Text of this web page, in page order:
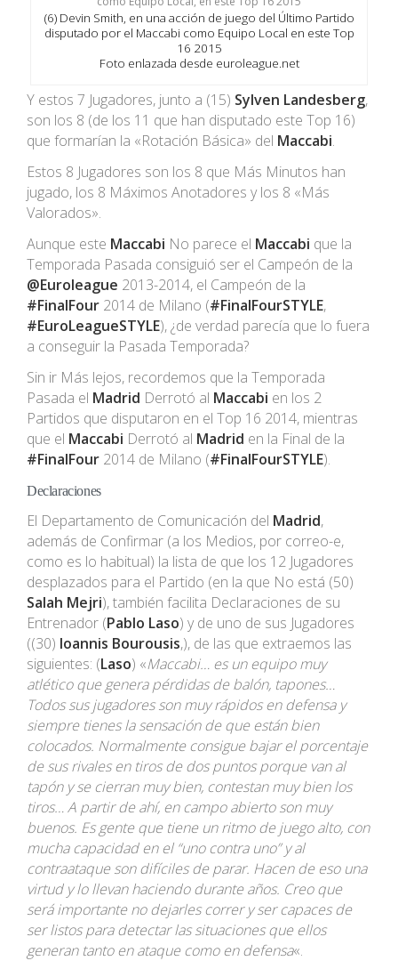
(6) Devin Smith, en una acción de juego del Último Partido
disputado por el Maccabi como Equipo Local en este Top
16 2015
Foto enlazada desde euroleague.net
Y estos 7 Jugadores, junto a (15) Sylven Landesberg,
son los 8 (de los 11 que han disputado este Top 16)
que formarían la «Rotación Básica» del Maccabi.
Estos 8 Jugadores son los 8 que Más Minutos han
jugado, los 8 Máximos Anotadores y los 8 «Más
Valorados».
Aunque este Maccabi No parece el Maccabi que la
Temporada Pasada consiguió ser el Campeón de la
@Euroleague 2013-2014, el Campeón de la
#FinalFour 2014 de Milano (#FinalFourSTYLE,
#EuroLeagueSTYLE), ¿de verdad parecía que lo fuera
a conseguir la Pasada Temporada?
Sin ir Más lejos, recordemos que la Temporada
Pasada el Madrid Derrotó al Maccabi en los 2
Partidos que disputaron en el Top 16 2014, mientras
que el Maccabi Derrotó al Madrid en la Final de la
#FinalFour 2014 de Milano (#FinalFourSTYLE).
Declaraciones
El Departamento de Comunicación del Madrid,
además de Confirmar (a los Medios, por correo-e,
como es lo habitual) la lista de que los 12 Jugadores
desplazados para el Partido (en la que No está (50)
Salah Mejri), también facilita Declaraciones de su
Entrenador (Pablo Laso) y de uno de sus Jugadores
((30) Ioannis Bourousis,), de las que extraemos las
siguientes: (Laso) «Maccabi… es un equipo muy
atlético que genera pérdidas de balón, tapones…
Todos sus jugadores son muy rápidos en defensa y
siempre tienes la sensación de que están bien
colocados. Normalmente consigue bajar el porcentaje
de sus rivales en tiros de dos puntos porque van al
tapón y se cierran muy bien, contestan muy bien los
tiros… A partir de ahí, en campo abierto son muy
buenos. Es gente que tiene un ritmo de juego alto, con
mucha capacidad en el “uno contra uno” y al
contraataque son difíciles de parar. Hacen de eso una
virtud y lo llevan haciendo durante años. Creo que
será importante no dejarles correr y ser capaces de
ser listos para detectar las situaciones que ellos
generan tanto en ataque como en defensa«.